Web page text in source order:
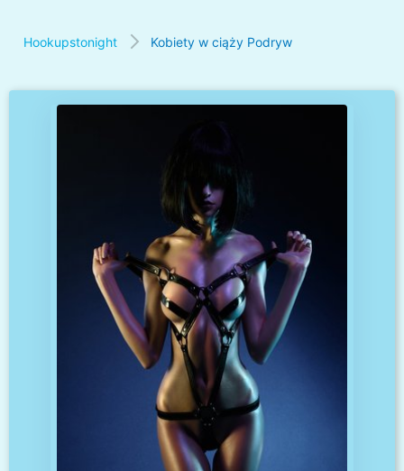
Hookupstonight Kobiety w ciąży Podryw